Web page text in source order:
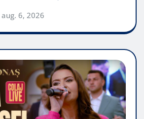
aug. 6, 2026